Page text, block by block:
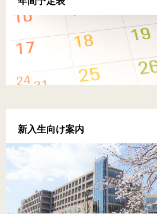
新入生向け案内